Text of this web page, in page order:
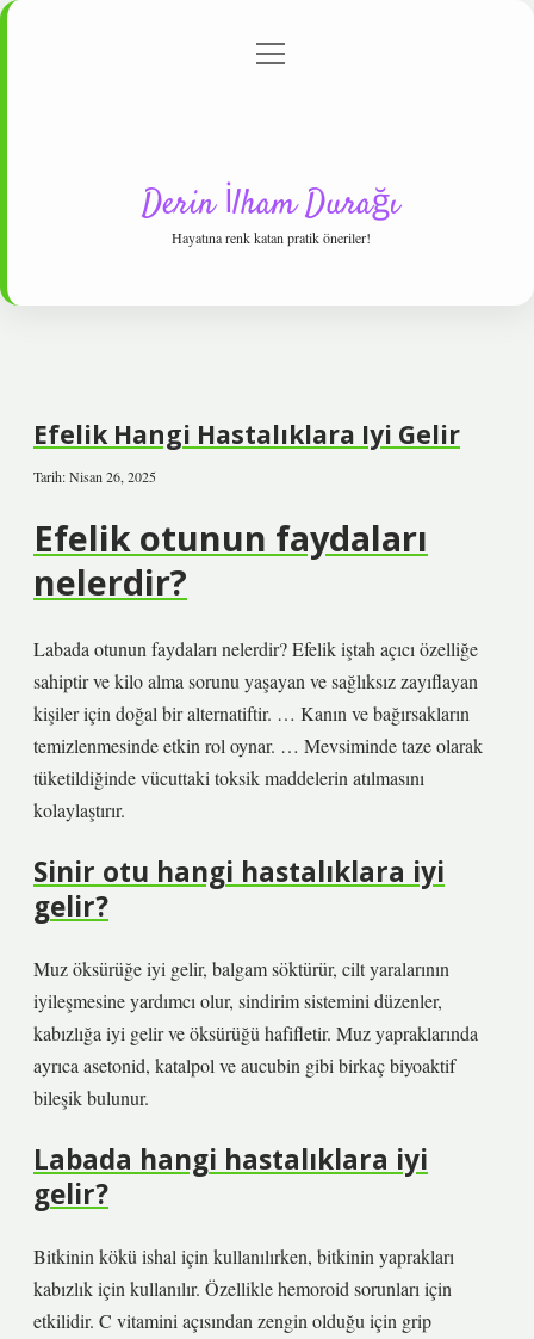
Gizlilik Politikası
menüyü
Derin İlham Durağı
Hayatına renk katan pratik öneriler!
Efelik Hangi Hastalıklara Iyi Gelir
Tarih: Nisan 26, 2025
Efelik otunun faydaları
nelerdir?
Labada otunun faydaları nelerdir? Efelik iştah açıcı özelliğe
sahiptir ve kilo alma sorunu yaşayan ve sağlıksız zayıflayan
kişiler için doğal bir alternatiftir. … Kanın ve bağırsakların
temizlenmesinde etkin rol oynar. … Mevsiminde taze olarak
tüketildiğinde vücuttaki toksik maddelerin atılmasını
kolaylaştırır.
Sinir otu hangi hastalıklara iyi
gelir?
Muz öksürüğe iyi gelir, balgam söktürür, cilt yaralarının
iyileşmesine yardımcı olur, sindirim sistemini düzenler,
kabızlığa iyi gelir ve öksürüğü hafifletir. Muz yapraklarında
ayrıca asetonid, katalpol ve aucubin gibi birkaç biyoaktif
bileşik bulunur.
Labada hangi hastalıklara iyi
gelir?
Bitkinin kökü ishal için kullanılırken, bitkinin yaprakları
kabızlık için kullanılır. Özellikle hemoroid sorunları için
etkilidir. C vitamini açısından zengin olduğu için grip